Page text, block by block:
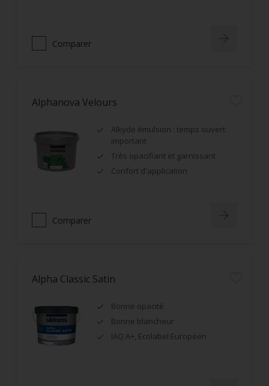
Comparer
Alphanova Velours
Alkyde émulsion : temps ouvert
important
Très opacifiant et garnissant
Confort d'application
Comparer
Alpha Classic Satin
Bonne opacité
Bonne blancheur
IAQ A+, Ecolabel Européen